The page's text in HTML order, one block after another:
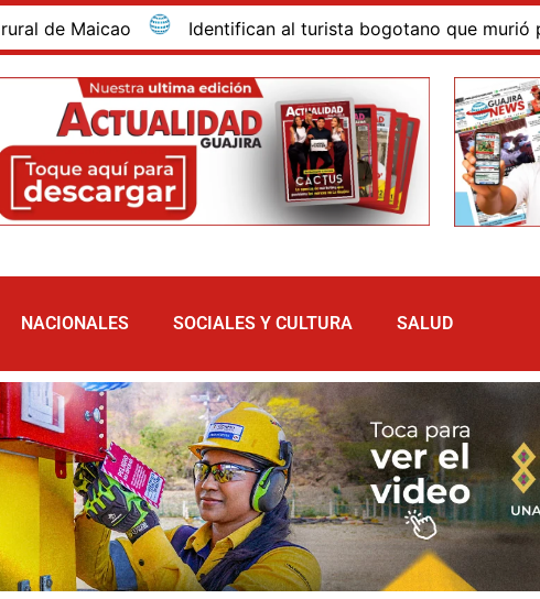
Identifican al turista bogotano que murió por
NACIONALES SOCIALES Y CULTURA SALUD